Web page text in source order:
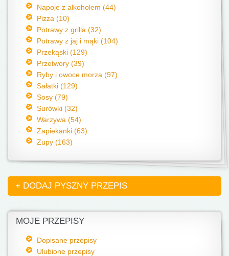
Napoje z alkoholem (44)
Pizza (10)
Potrawy z grilla (32)
Potrawy z jaj i mąki (104)
Przekąski (129)
Przetwory (39)
Ryby i owoce morza (97)
Sałatki (129)
Sosy (79)
Surówki (32)
Warzywa (54)
Zapiekanki (63)
Zupy (163)
+ DODAJ PYSZNY PRZEPIS
MOJE PRZEPISY
Dopisane przepisy
Ulubione przepisy